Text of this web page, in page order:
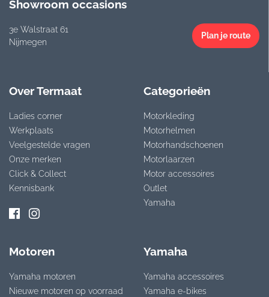
Showroom occasions
3e Walstraat 61
Nijmegen
Plan je route
Over Termaat
Ladies corner
Werkplaats
Veelgestelde vragen
Onze merken
Click & Collect
Kennisbank
Categorieën
Motorkleding
Motorhelmen
Motorhandschoenen
Motorlaarzen
Motor accessoires
Outlet
Yamaha
Motoren
Yamaha motoren
Nieuwe motoren op voorraad
Yamaha
Yamaha accessoires
Yamaha e-bikes